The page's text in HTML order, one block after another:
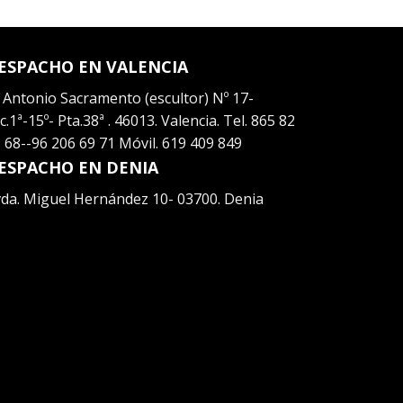
EN VALENCIA
Sacramento (escultor) Nº 17-
15º- Pta.38ª . 46013. Valencia. Tel. 865 82
68--96 206 69 71 Móvil. 619 409 849
EN DENIA
Miguel Hernández 10- 03700. Denia